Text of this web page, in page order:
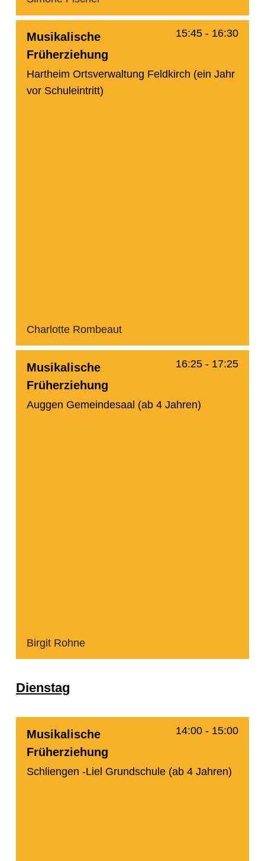
15:45 - 16:30
Musikalische
Früherziehung
Hartheim Ortsverwaltung Feldkirch (ein Jahr
vor Schuleintritt)
Charlotte Rombeaut
16:25 - 17:25
Musikalische
Früherziehung
Auggen Gemeindesaal (ab 4 Jahren)
Birgit Rohne
Dienstag
14:00 - 15:00
Musikalische
Früherziehung
Schliengen -Liel Grundschule (ab 4 Jahren)